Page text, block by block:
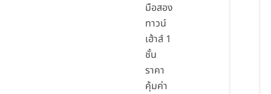
มือสอง
ทาวน์
เฮ้าส์ 1
ชั้น
ราคา
คุ้มค่า